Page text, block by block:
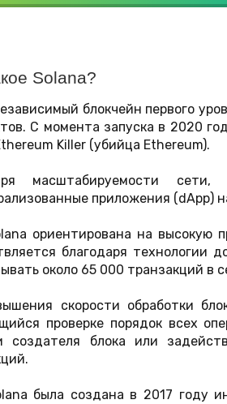
Solana?
блокчейн первого
С момента запуска в 2020
Killer (убийца Ethereum).
масштабируемости
приложения (dApp)
ориентирована на высокую
благодаря технологии
около 65 000 транзакций в
скорости обработки
проверке порядок всех
создателя блока или
была создана в 2017 году